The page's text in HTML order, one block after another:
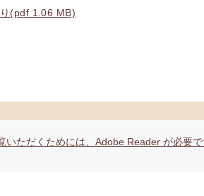
(pdf 1.06 MB)
いただくためには、Adobe Reader が必要